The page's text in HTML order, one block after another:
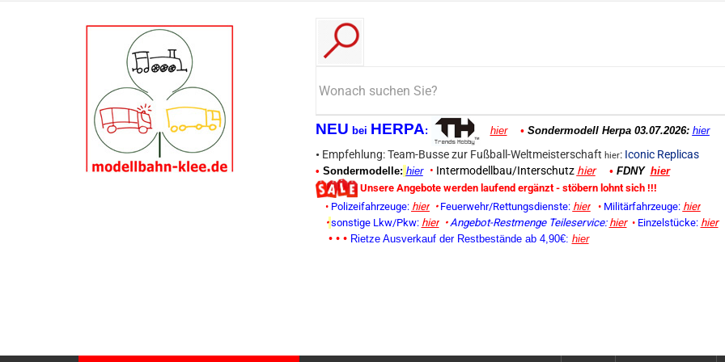
NEU bei HERPA: hier • Sondermodell Herpa 03.07.2026: hier
• Empfehlung: Team-Busse zur Fußball-Weltmeisterschaft hier: Iconic Replicas
• Sondermodelle: hier • Intermodellbau/Interschutz hier • FDNY hier
Unsere Angebote werden laufend ergänzt - stöbern lohnt sich !!!
•Polizeifahrzeuge: hier • Feuerwehr/Rettungsdienste: hier • Militärfahrzeuge: hier
• sonstige Lkw/Pkw: hier • Angebot-Restmenge Teileservice: hier • Einzelstücke: hier
• • • Rietze Ausverkauf der Restbestände ab 4,90€: hier